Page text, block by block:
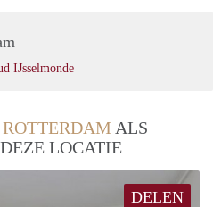
IJsselmonde
ROTTERDAM ALS
LOCATIE
DELEN